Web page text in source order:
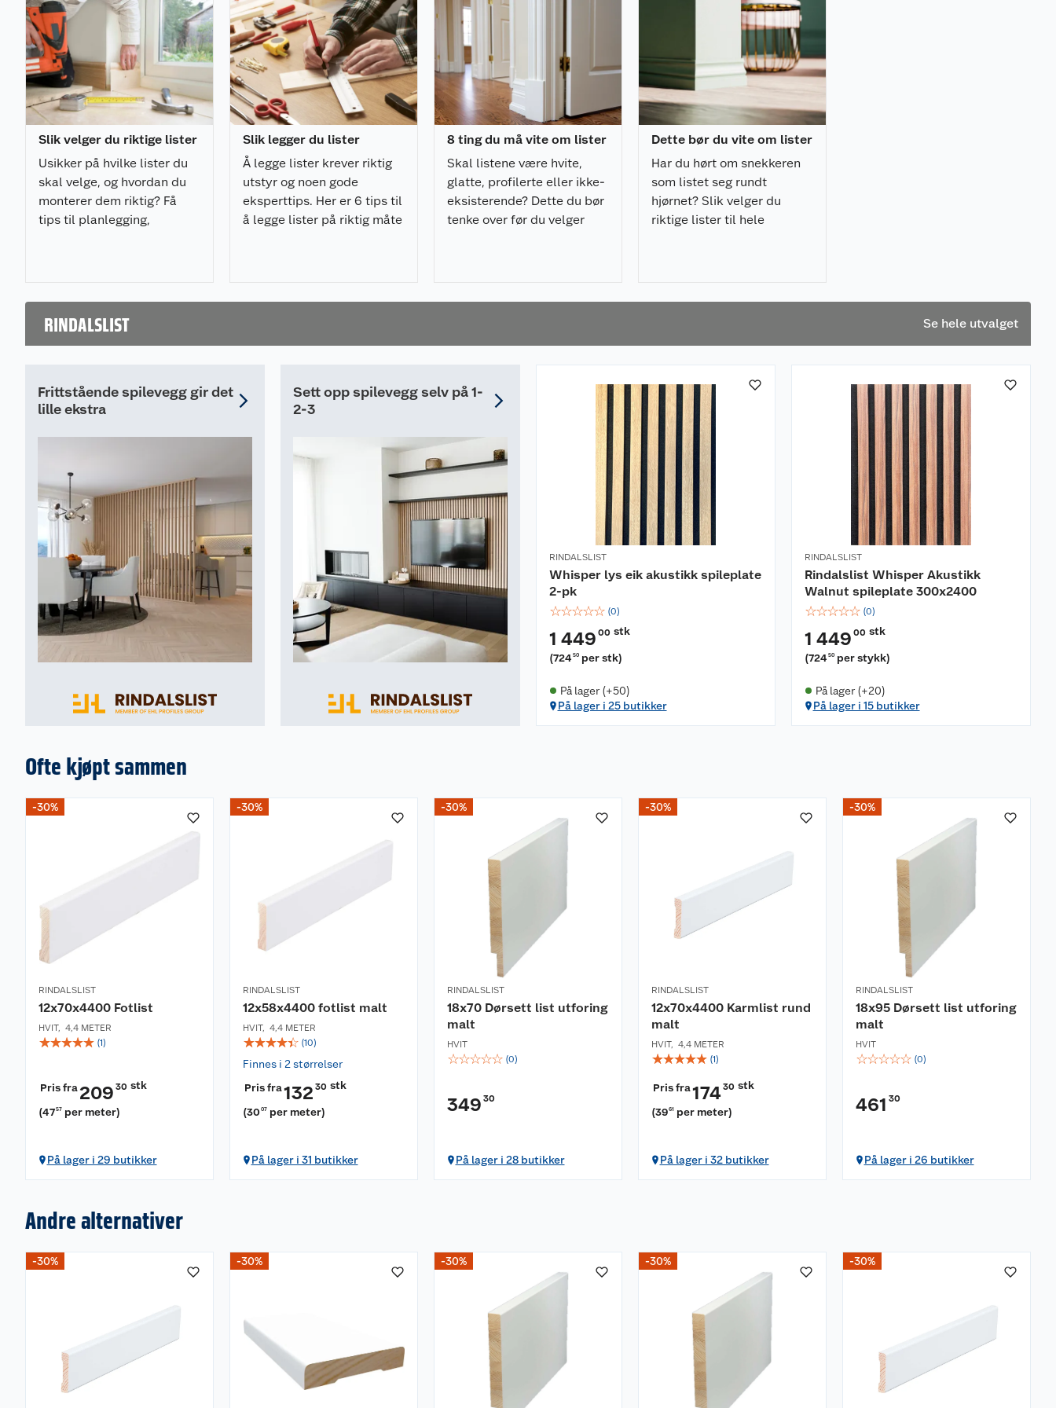
Slik velger du riktige lister
Usikker på hvilke lister du
skal velge, og hvordan du
monterer dem riktig? Få
tips til planlegging,
Slik legger du lister
Å legge lister krever riktig
utstyr og noen gode
eksperttips. Her er 6 tips til
å legge lister på riktig måte
8 ting du må vite om lister
Skal listene være hvite,
glatte, profilerte eller ikke-
eksisterende? Dette du bør
tenke over før du velger
Dette bør du vite om lister
Har du hørt om snekkeren
som listet seg rundt
hjørnet? Slik velger du
riktige lister til hele
RINDALSLIST Se hele utvalget
Frittstående spilevegg gir det
lille ekstra
Sett opp spilevegg selv på 1-
2-3
RINDALSLIST
Whisper lys eik akustikk spileplate
2-pk
☆☆☆☆☆ (0)
1 449 00 stk
(724 50 per stk)
På lager (+50)
På lager i 25 butikker
RINDALSLIST
Rindalslist Whisper Akustikk
Walnut spileplate 300x2400
☆☆☆☆☆ (0)
1 449 00 stk
(724 50 per stykk)
På lager (+20)
På lager i 15 butikker
Ofte kjøpt sammen
-30%
RINDALSLIST
12x70x4400 Fotlist
HVIT, 4,4 METER
☆☆☆☆☆ (1)
Pris fra209 30 stk
(4757 per meter)
På lager i 29 butikker
-30%
RINDALSLIST
12x58x4400 fotlist malt
HVIT, 4,4 METER
☆☆☆☆☆ (10)
Finnes i 2 størrelser
Pris fra132 30 stk
(3007 per meter)
På lager i 31 butikker
-30%
RINDALSLIST
18x70 Dørsett list utforing
malt
HVIT
☆☆☆☆☆ (0)
349 30
På lager i 28 butikker
-30%
RINDALSLIST
12x70x4400 Karmlist rund
malt
HVIT, 4,4 METER
☆☆☆☆☆ (1)
Pris fra17430 stk
(3961 per meter)
På lager i 32 butikker
-30%
RINDALSLIST
18x95 Dørsett list utforing
malt
HVIT
☆☆☆☆☆ (0)
461 30
På lager i 26 butikker
Andre alternativer
-30% -30% -30% -30% -30%